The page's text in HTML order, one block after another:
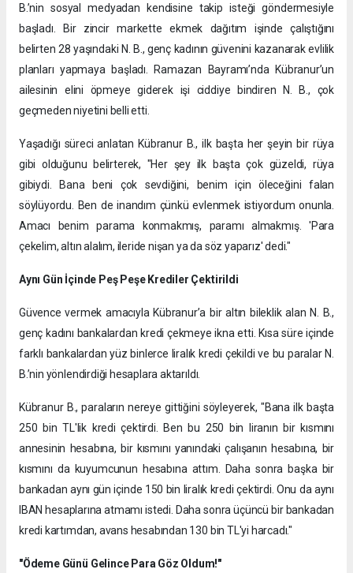
B.’nin sosyal medyadan kendisine takip isteği göndermesiyle
başladı. Bir zincir markette ekmek dağıtım işinde çalıştığını
belirten 28 yaşındaki N. B., genç kadının güvenini kazanarak evlilik
planları yapmaya başladı. Ramazan Bayramı’nda Kübranur’un
ailesinin elini öpmeye giderek işi ciddiye bindiren N. B., çok
geçmeden niyetini belli etti.
Yaşadığı süreci anlatan Kübranur B., ilk başta her şeyin bir rüya
gibi olduğunu belirterek, "Her şey ilk başta çok güzeldi, rüya
gibiydi. Bana beni çok sevdiğini, benim için öleceğini falan
söylüyordu. Ben de inandım çünkü evlenmek istiyordum onunla.
Amacı benim parama konmakmış, paramı almakmış. 'Para
çekelim, altın alalım, ileride nişan ya da söz yaparız' dedi."
Aynı Gün İçinde Peş Peşe Krediler Çektirildi
Güvence vermek amacıyla Kübranur’a bir altın bileklik alan N. B.,
genç kadını bankalardan kredi çekmeye ikna etti. Kısa süre içinde
farklı bankalardan yüz binlerce liralık kredi çekildi ve bu paralar N.
B.’nin yönlendirdiği hesaplara aktarıldı.
Kübranur B., paraların nereye gittiğini söyleyerek, "Bana ilk başta
250 bin TL'lik kredi çektirdi. Ben bu 250 bin liranın bir kısmını
annesinin hesabına, bir kısmını yanındaki çalışanın hesabına, bir
kısmını da kuyumcunun hesabına attım. Daha sonra başka bir
bankadan aynı gün içinde 150 bin liralık kredi çektirdi. Onu da aynı
IBAN hesaplarına atmamı istedi. Daha sonra üçüncü bir bankadan
kredi kartımdan, avans hesabından 130 bin TL'yi harcadı."
"Ödeme Günü Gelince Para Göz Oldum!"